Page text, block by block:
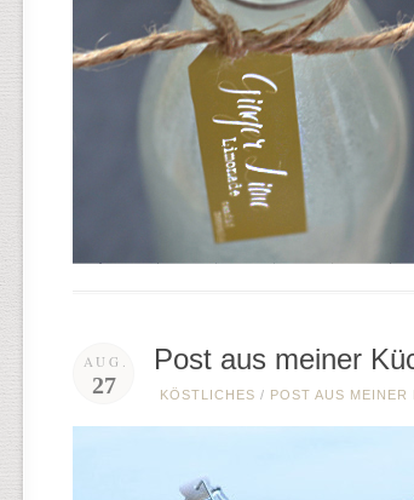
AUG.
27
Post aus meiner
KÖSTLICHES / POST AUS MEINER